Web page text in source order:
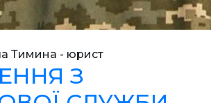
Тимина - юрист
З